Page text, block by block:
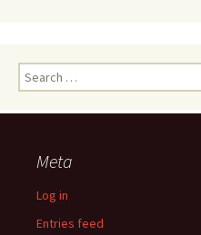
Search
for:
Meta
Log in
Entries feed